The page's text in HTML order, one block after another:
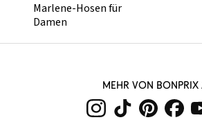
Marlene-Hosen für
Damen
MEHR VON BONPRIX